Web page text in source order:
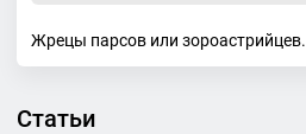
Жрецы парсов или зороастрийцев.
Статьи